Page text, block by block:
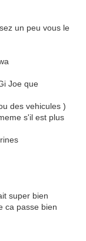
un peu vous le
Joe que
des vehicules )
s'il est plus
super bien
ca passe bien